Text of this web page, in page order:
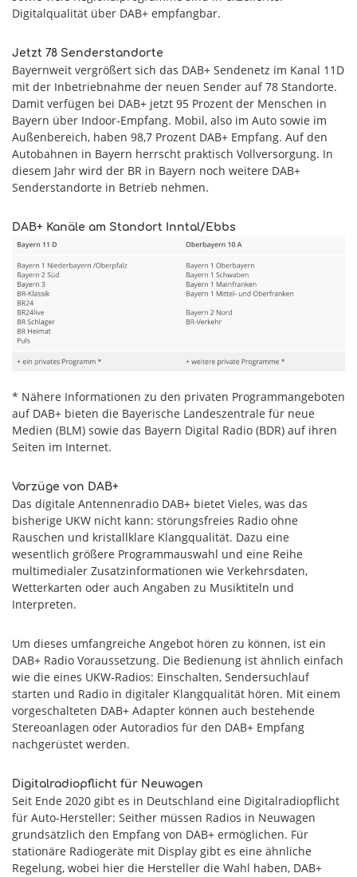
Digitalqualität über DAB+ empfangbar.
Jetzt 78 Senderstandorte
Bayernweit vergrößert sich das DAB+ Sendenetz im Kanal 11D
mit der Inbetriebnahme der neuen Sender auf 78 Standorte.
Damit verfügen bei DAB+ jetzt 95 Prozent der Menschen in
Bayern über Indoor-Empfang. Mobil, also im Auto sowie im
Außenbereich, haben 98,7 Prozent DAB+ Empfang. Auf den
Autobahnen in Bayern herrscht praktisch Vollversorgung. In
diesem Jahr wird der BR in Bayern noch weitere DAB+
Senderstandorte in Betrieb nehmen.
DAB+ Kanäle am Standort Inntal/Ebbs
* Nähere Informationen zu den privaten Programmangeboten
auf DAB+ bieten die Bayerische Landeszentrale für neue
Medien (BLM) sowie das Bayern Digital Radio (BDR) auf ihren
Seiten im Internet.
Vorzüge von DAB+
Das digitale Antennenradio DAB+ bietet Vieles, was das
bisherige UKW nicht kann: störungsfreies Radio ohne
Rauschen und kristallklare Klangqualität. Dazu eine
wesentlich größere Programmauswahl und eine Reihe
multimedialer Zusatzinformationen wie Verkehrsdaten,
Wetterkarten oder auch Angaben zu Musiktiteln und
Interpreten.
Um dieses umfangreiche Angebot hören zu können, ist ein
DAB+ Radio Voraussetzung. Die Bedienung ist ähnlich einfach
wie die eines UKW-Radios: Einschalten, Sendersuchlauf
starten und Radio in digitaler Klangqualität hören. Mit einem
vorgeschalteten DAB+ Adapter können auch bestehende
Stereoanlagen oder Autoradios für den DAB+ Empfang
nachgerüstet werden.
Digitalradiopflicht für Neuwagen
Seit Ende 2020 gibt es in Deutschland eine Digitalradiopflicht
für Auto-Hersteller: Seither müssen Radios in Neuwagen
grundsätzlich den Empfang von DAB+ ermöglichen. Für
stationäre Radiogeräte mit Display gibt es eine ähnliche
Regelung, wobei hier die Hersteller die Wahl haben, DAB+